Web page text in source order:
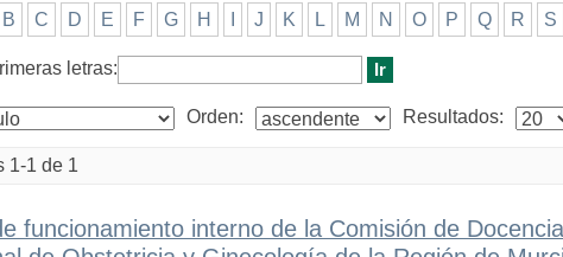
B C D E F G H J K L M N O P Q R S
letras:
Orden: Resultados:
1-1 de 1
funcionamiento interno de la Comisión de